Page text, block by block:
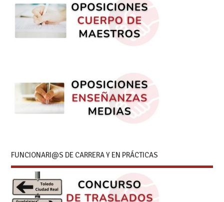
FUNCIONARI@S DE CARRERA Y EN PRÁCTICAS